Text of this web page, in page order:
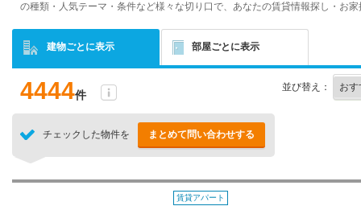
の種類・人気テーマ・条件など様々な切り口で、あなたの賃貸情報探し・お
建物ごとに表示 部屋ごとに表示
4444件
並び替え：
チェックした物件を まとめて問い合わせする
賃貸アパート